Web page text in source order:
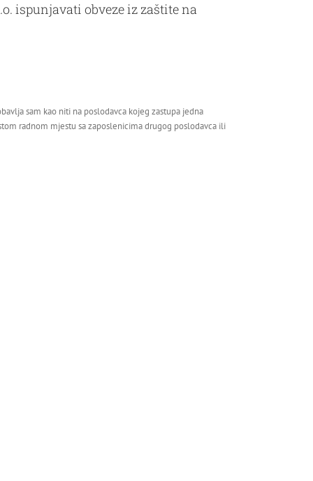
ispunjavati obveze iz zaštite na
sam kao niti na poslodavca kojeg zastupa jedna
radnom mjestu sa zaposlenicima drugog poslodavca ili